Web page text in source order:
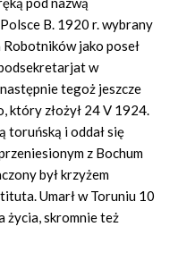
B. 1920 r. wybrany
jako poseł
w
tegoż jeszcze
który złożył 24 V 1924.
toruńską i oddał się
z Bochum
był krzyżem
Umarł w Toruniu 10
życia, skromnie też